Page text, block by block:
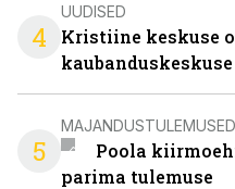
4
UUDISED
Kristiine keskuse
5
MAJANDUSTULEMUSED
Poola
parima tulemuse